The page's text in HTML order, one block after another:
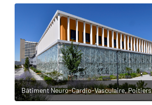
Bâtiment Neuro-Cardio-Vasculaire, Poitiers